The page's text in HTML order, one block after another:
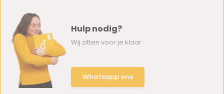
Hulp nodig?
Wij zitten voor je klaar.
Whatsapp ons